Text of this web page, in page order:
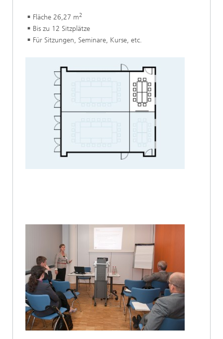
Fläche 26,27 m2
Bis zu 12 Sitzplätze
Für Sitzungen, Seminare, Kurse, etc.